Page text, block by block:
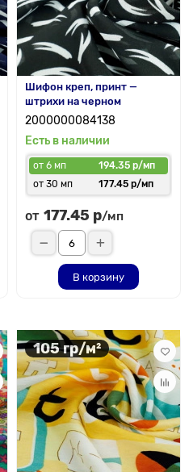
Шифон креп, принт —
штрихи на черном
2000000084138
Есть в наличии
от 6 мп
194.35 р/мп
от 30 мп
177.45 р/мп
от 177.45 р/мп
В корзину
105 гр/м²